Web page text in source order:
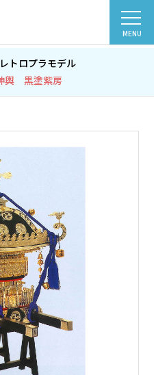
MENU
トロプラモデル
輿 黒塗紫房